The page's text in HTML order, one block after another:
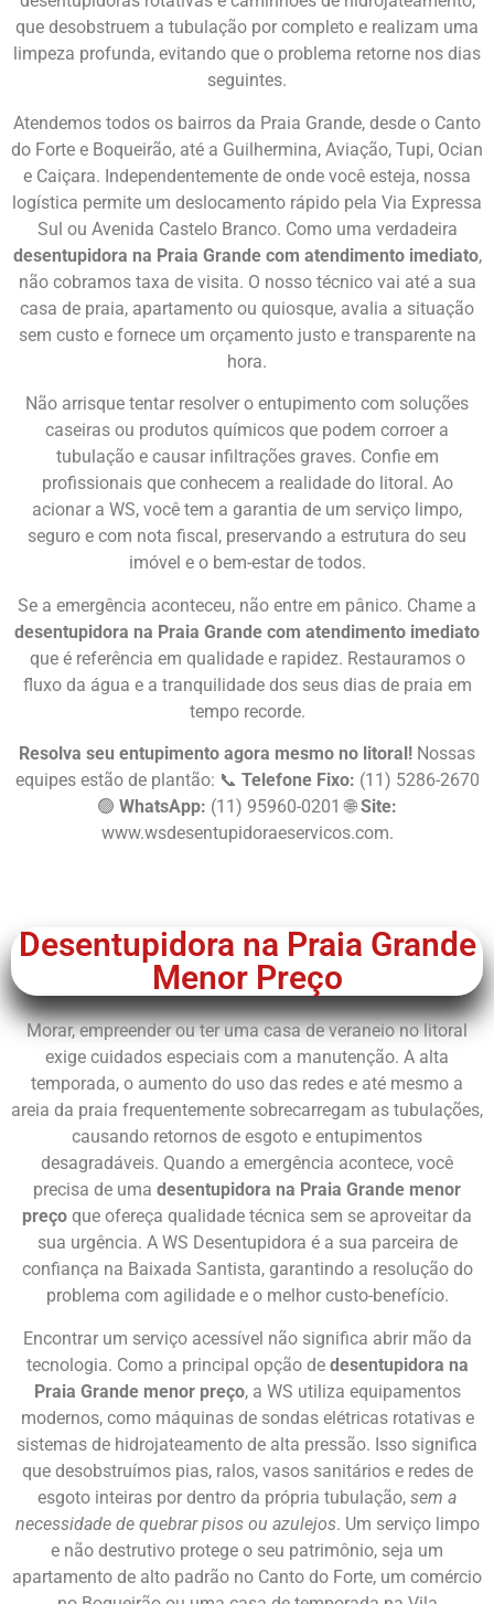
que desobstruem a tubulação por completo e realizam uma
limpeza profunda, evitando que o problema retorne nos dias
seguintes.
Atendemos todos os bairros da Praia Grande, desde o Canto
do Forte e Boqueirão, até a Guilhermina, Aviação, Tupi, Ocian
e Caiçara. Independentemente de onde você esteja, nossa
logística permite um deslocamento rápido pela Via Expressa
Sul ou Avenida Castelo Branco. Como uma verdadeira
desentupidora na Praia Grande com atendimento imediato,
não cobramos taxa de visita. O nosso técnico vai até a sua
casa de praia, apartamento ou quiosque, avalia a situação
sem custo e fornece um orçamento justo e transparente na
hora.
Não arrisque tentar resolver o entupimento com soluções
caseiras ou produtos químicos que podem corroer a
tubulação e causar infiltrações graves. Confie em
profissionais que conhecem a realidade do litoral. Ao
acionar a WS, você tem a garantia de um serviço limpo,
seguro e com nota fiscal, preservando a estrutura do seu
imóvel e o bem-estar de todos.
Se a emergência aconteceu, não entre em pânico. Chame a
desentupidora na Praia Grande com atendimento imediato
que é referência em qualidade e rapidez. Restauramos o
fluxo da água e a tranquilidade dos seus dias de praia em
tempo recorde.
Resolva seu entupimento agora mesmo no litoral! Nossas
equipes estão de plantão: 📞 Telefone Fixo: (11) 5286-2670
🟢 WhatsApp: (11) 95960-0201 🌐Site:
www.wsdesentupidoraeservicos.com.
Desentupidora na Praia Grande
Menor Preço
Morar, empreender ou ter uma casa de veraneio no litoral
exige cuidados especiais com a manutenção. A alta
temporada, o aumento do uso das redes e até mesmo a
areia da praia frequentemente sobrecarregam as tubulações,
causando retornos de esgoto e entupimentos
desagradáveis. Quando a emergência acontece, você
precisa de uma desentupidora na Praia Grande menor
preço que ofereça qualidade técnica sem se aproveitar da
sua urgência. A WS Desentupidora é a sua parceira de
confiança na Baixada Santista, garantindo a resolução do
problema com agilidade e o melhor custo-benefício.
Encontrar um serviço acessível não significa abrir mão da
tecnologia. Como a principal opção de desentupidora na
Praia Grande menor preço, a WS utiliza equipamentos
modernos, como máquinas de sondas elétricas rotativas e
sistemas de hidrojateamento de alta pressão. Isso significa
que desobstruímos pias, ralos, vasos sanitários e redes de
esgoto inteiras por dentro da própria tubulação, sem a
necessidade de quebrar pisos ou azulejos. Um serviço limpo
e não destrutivo protege o seu patrimônio, seja um
apartamento de alto padrão no Canto do Forte, um comércio